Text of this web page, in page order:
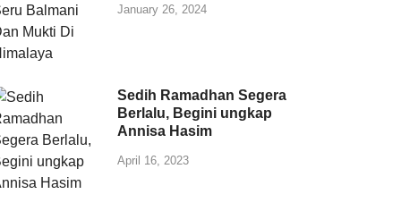
January 26, 2024
Sedih Ramadhan Segera
Berlalu, Begini ungkap
Annisa Hasim
April 16, 2023